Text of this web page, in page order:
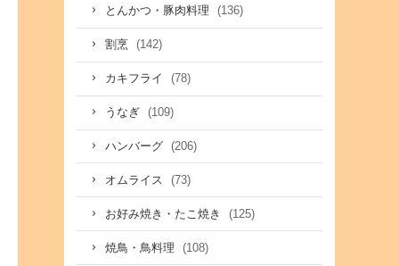
とんかつ・豚肉料理 (136)
割烹 (142)
カキフライ (78)
うなぎ (109)
ハンバーグ (206)
オムライス (73)
お好み焼き・たこ焼き (125)
焼鳥・鳥料理 (108)